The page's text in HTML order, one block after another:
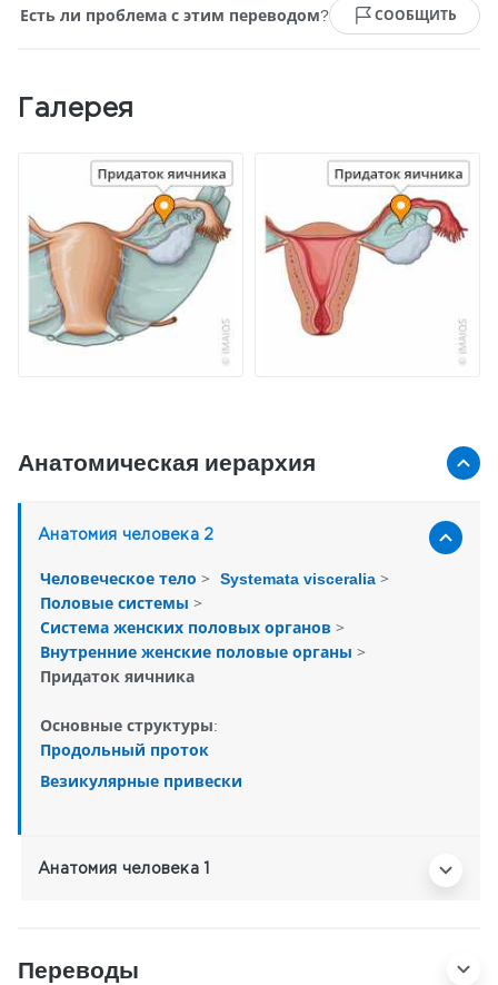
Есть ли проблема с этим переводом? СООБЩИТЬ
Галерея
Анатомическая иерархия
Анатомия человека 2
Человеческое тело > Systemata visceralia >
Половые системы >
Система женских половых органов >
Внутренние женские половые органы >
Придаток яичника
Основные структуры:
Продольный проток
Везикулярные привески
Анатомия человека 1
Переводы